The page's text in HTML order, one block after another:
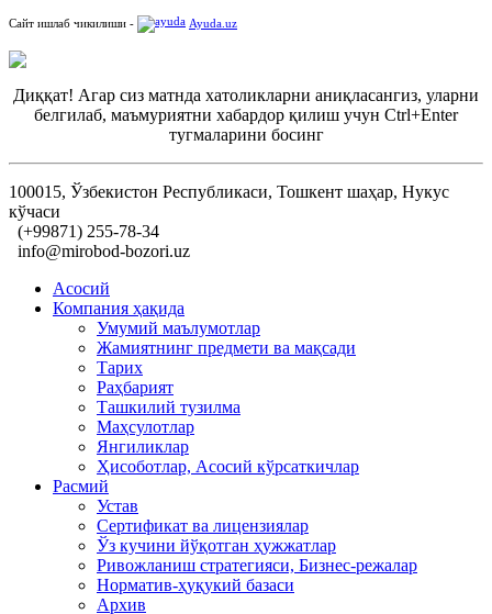
Сайт ишлаб чикилиши - Ayuda.uz
Диққат! Агар сиз матнда хатоликларни аниқласангиз, уларни
белгилаб, маъмуриятни хабардор қилиш учун Ctrl+Enter
тугмаларини босинг
100015, Ўзбекистон Республикаси, Тошкент шаҳар, Нукус
кўчаси
(+99871) 255-78-34
info@mirobod-bozori.uz
Асосий
Компания ҳақида
Умумий маълумотлар
Жамиятнинг предмети ва мақсади
Тарих
Раҳбарият
Ташкилий тузилма
Маҳсулотлар
Янгиликлар
Ҳисоботлар, Асосий кўрсаткичлар
Расмий
Устав
Сертификат ва лицензиялар
Ўз кучини йўқотган ҳужжатлар
Ривожланиш стратегияси, Бизнес-режалар
Норматив-ҳуқукий базаси
Архив